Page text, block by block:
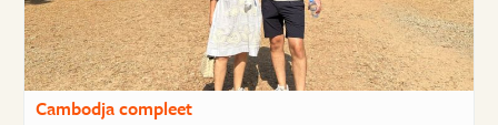
Cambodja compleet